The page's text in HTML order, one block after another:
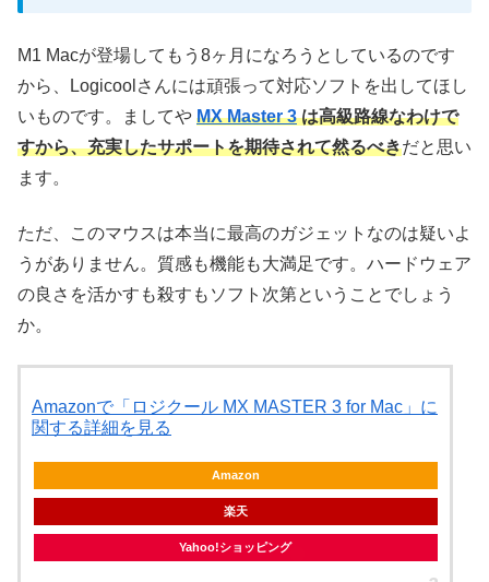
M1 Macが登場してもう8ヶ月になろうとしているのです
から、Logicoolさんには頑張って対応ソフトを出してほし
いものです。ましてや MX Master 3は高級路線なわけで
すから、充実したサポートを期待されて然るべきだと思い
ます。
ただ、このマウスは本当に最高のガジェットなのは疑いよ
うがありません。質感も機能も大満足です。ハードウェア
の良さを活かすも殺すもソフト次第ということでしょう
か。
Amazonで「ロジクール MX MASTER 3 for Mac」に
関する詳細を見る
Amazon
楽天
Yahoo!ショッピング